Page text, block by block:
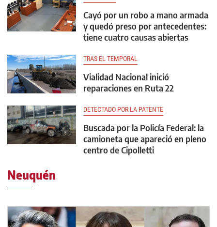
Cayó por un robo a mano armada
y quedó preso por antecedentes:
tiene cuatro causas abiertas
TRAS EL TEMPORAL
Vialidad Nacional inició
reparaciones en Ruta 22
DETECTADO POR LA PATENTE
Buscada por la Policía Federal: la
camioneta que apareció en pleno
centro de Cipolletti
Neuquén